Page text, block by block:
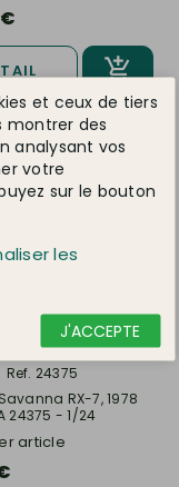
Ref. 24375
RX-7, 1978
24375 - 1/24
article
et ceux de tiers
montrer des
analysant vos
votre
sur le bouton
les
J'ACCEPTE